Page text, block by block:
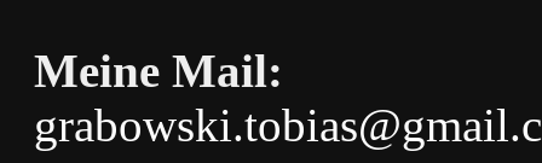
Meine Mail: